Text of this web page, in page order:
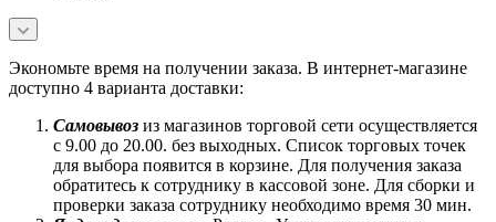
Экономьте время на получении заказа. В интернет-магазине
доступно 4 варианта доставки:
Самовывоз из магазинов торговой сети осуществляется
с 9.00 до 20.00. без выходных. Список торговых точек
для выбора появится в корзине. Для получения заказа
обратитесь к сотруднику в кассовой зоне. Для сборки и
проверки заказа сотруднику необходимо время 30 мин.